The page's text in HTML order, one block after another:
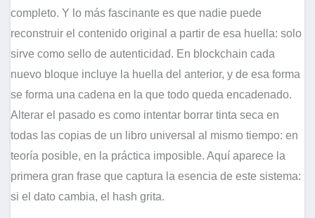
completo. Y lo más fascinante es que nadie puede
reconstruir el contenido original a partir de esa huella: solo
sirve como sello de autenticidad. En blockchain cada
nuevo bloque incluye la huella del anterior, y de esa forma
se forma una cadena en la que todo queda encadenado.
Alterar el pasado es como intentar borrar tinta seca en
todas las copias de un libro universal al mismo tiempo: en
teoría posible, en la práctica imposible. Aquí aparece la
primera gran frase que captura la esencia de este sistema:
si el dato cambia, el hash grita.